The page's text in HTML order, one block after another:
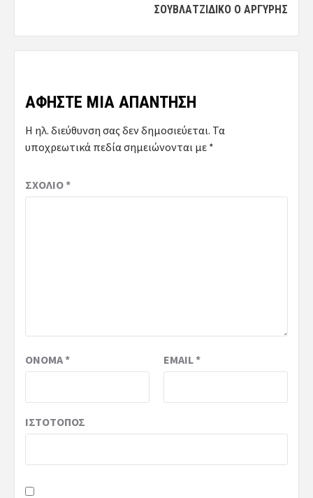
ΣΟΥΒΛΑΤΖΊΔΙΚΟ Ο ΑΡΓΥΡΗΣ
ΑΦΉΣΤΕ ΜΙΑ ΑΠΆΝΤΗΣΗ
Η ηλ. διεύθυνση σας δεν δημοσιεύεται. Τα
υποχρεωτικά πεδία σημειώνονται με *
ΣΧΌΛΙΟ*
ΌΝΟΜΑ* EMAIL*
ΙΣΤΌΤΟΠΟΣ